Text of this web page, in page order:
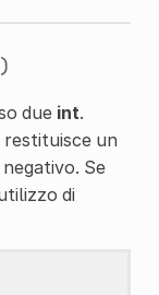
)
due int.
un
Se
di